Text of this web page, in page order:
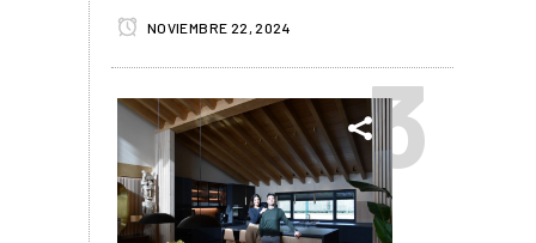
NOVIEMBRE 22, 2024